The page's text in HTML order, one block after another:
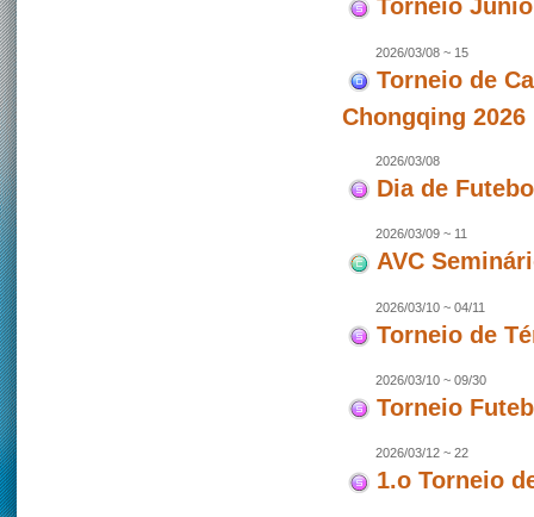
Torneio
2026/03/08 ~ 15
Torneio de
Chongqing
2026/03/08
Dia de
2026/03/09 ~ 11
AVC
2026/03/10 ~ 04/11
Torneio de
2026/03/10 ~ 09/30
Torneio
2026/03/12 ~ 22
1.o Torneio